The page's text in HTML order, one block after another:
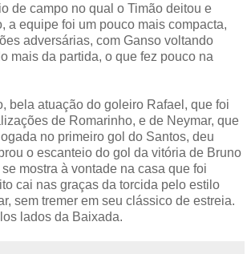
de campo no qual o Timão deitou e
a equipe foi um pouco mais compacta,
adversárias, com Ganso voltando
mais da partida, o que fez pouco na
bela atuação do goleiro Rafael, que foi
de Romarinho, e de Neymar, que
no primeiro gol do Santos, deu
o escanteio do gol da vitória de Bruno
mostra à vontade na casa que foi
cai nas graças da torcida pelo estilo
sem tremer em seu clássico de estreia.
lados da Baixada.